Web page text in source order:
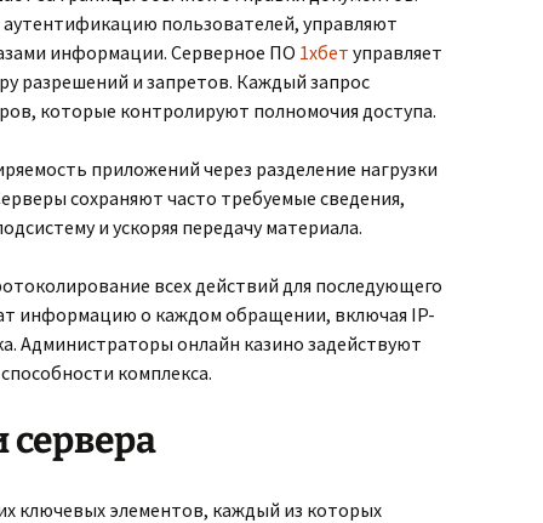
пользователей, управляют
информации. Серверное ПО 1хбет управляет
разрешений и запретов. Каждый запрос
которые контролируют полномочия доступа.
приложений через разделение нагрузки
сохраняют часто требуемые сведения,
и ускоряя передачу материала.
всех действий для последующего
информацию о каждом обращении, включая IP-
Администраторы онлайн казино задействуют
комплекса.
ключевых элементов, каждый из которых